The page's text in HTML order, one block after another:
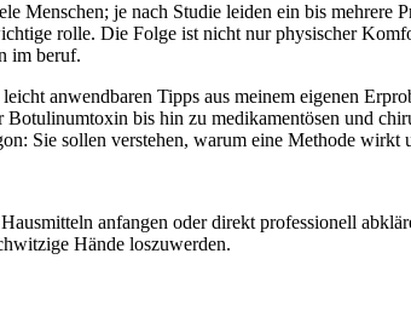
Menschen; ⁢je nach Studie leiden ein bis mehrere
rolle. Die Folge ist nicht‍ nur physischer
im beruf.
anwendbaren Tipps aus meinem eigenen
bis hin zu medikamentösen und
Sie‍ sollen verstehen, warum eine Methode wirkt
anfangen oder direkt⁤ professionell
Hände loszuwerden.